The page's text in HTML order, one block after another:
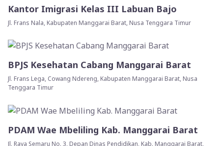
Kantor Imigrasi Kelas III Labuan Bajo
Jl. Frans Nala, Kabupaten Manggarai Barat, Nusa Tenggara Timur
BPJS Kesehatan Cabang Manggarai Barat
Jl. Frans Lega, Cowang Ndereng, Kabupaten Manggarai Barat, Nusa
Tenggara Timur
PDAM Wae Mbeliling Kab. Manggarai Barat
Jl. Raya Semaru No. 3, Depan Dinas Pendidikan, Kab. Manggarai Barat,